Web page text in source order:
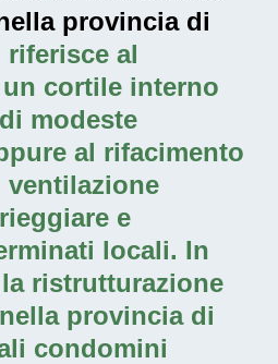
provincia di
riferisce al
cortile interno
modeste
al rifacimento
e
locali. In
ristrutturazione
provincia di
condomini